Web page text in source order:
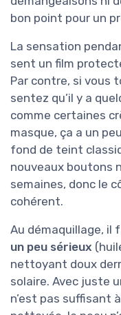
bon point pour un
La sensation
sent un film
Par contre, si vous
sentez qu’il y a
comme certaines
masque, ça a un
fond de teint
nouveaux boutons
semaines, donc le
cohérent.
Au démaquillage, il
un peu sérieux
nettoyant doux
solaire. Avec juste
n’est pas suffisant